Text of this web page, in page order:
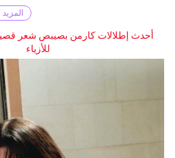
أحدث إطلالات كارمن بصيبص شعر
للأزياء